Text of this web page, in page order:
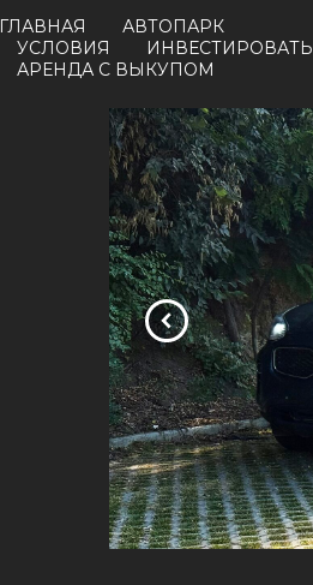
ГЛАВНАЯ
АВТОПАРК
УСЛОВИЯ
ИНВЕСТИРОВАТЬ
АРЕНДА С ВЫКУПОМ